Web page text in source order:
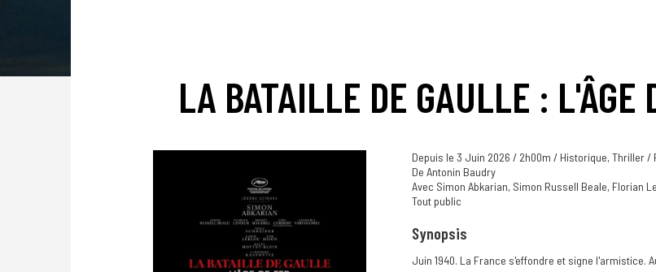
LA BATAILLE DE GAULLE : L'ÂGE
Depuis le 3 Juin 2026 / 2h00m / Historique, Thriller /
De Antonin Baudry
Avec Simon Abkarian, Simon Russell Beale, Florian
Tout public
Synopsis
Juin 1940. La France s'effondre et signe l'armistice.